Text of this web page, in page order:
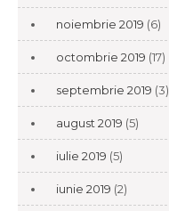
noiembrie 2019 (6)
octombrie 2019 (17)
septembrie 2019 (3)
august 2019 (5)
iulie 2019 (5)
iunie 2019 (2)